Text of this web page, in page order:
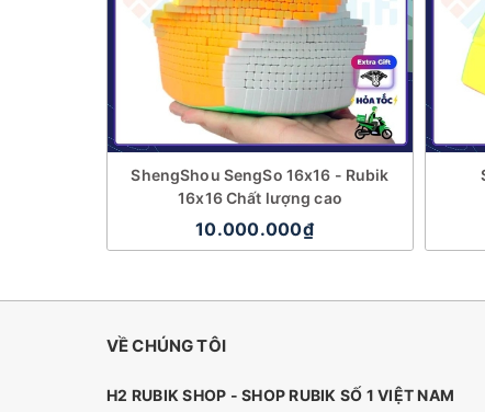
ShengShou SengSo 16x16 - Rubik
16x16 Chất lượng cao
10.000.000₫
VỀ CHÚNG TÔI
H2 RUBIK SHOP - SHOP RUBIK SỐ 1 VIỆT NAM